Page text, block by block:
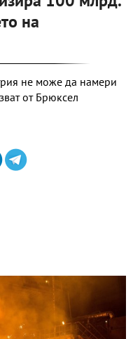
на
не може да намери
от Брюксел